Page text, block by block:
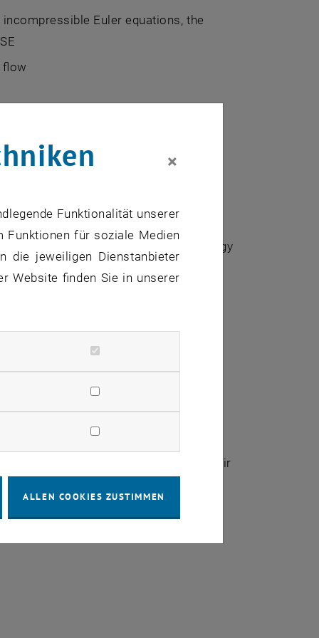
Euler equations, the
flow
principle of minimum potential energy
erstellt. Caveat: sie ist nicht von mir
×
Funktionalität unserer
Funktionen für soziale Medien
die jeweiligen Dienstanbieter
Website finden Sie in unserer
ALLEN COOKIES ZUSTIMMEN